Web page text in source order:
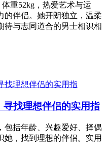
重52kg，热爱艺术与运
的伴侣。她开朗独立，温柔
待与志同道合的男士相识相
找理想伴侣的实用指
包括年龄、兴趣爱好、择偶
她，找到理想的伴侣。实用